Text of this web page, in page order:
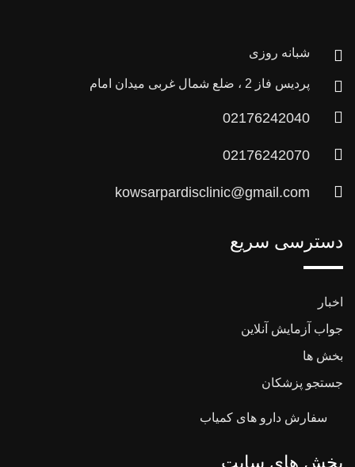
شبانه روزی
پردیس فاز 2 ، ضلع شمال غربی میدان امام
02176242040
02176242070
kowsarpardisclinic@gmail.com
دسترسی سریع
اخبار
جواب آزمایش آنلاین
بخش ها
جستجو پزشکان
سفارش دارو های کمیاب
بخش های سایت